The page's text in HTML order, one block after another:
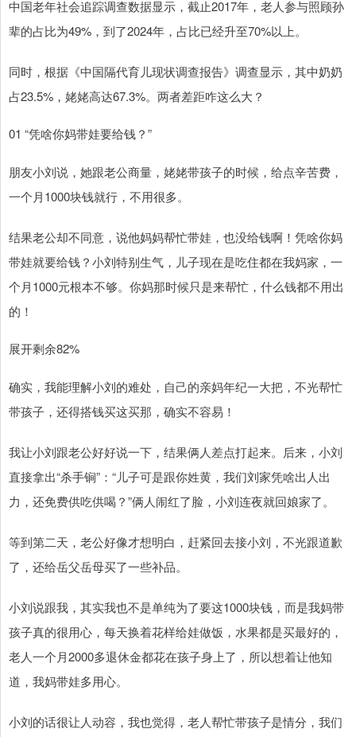
中国老年社会追踪调查数据显示，截止2017年，老人参与照顾孙
辈的占比为49%，到了2024年，占比已经升至70%以上。
同时，根据《中国隔代育儿现状调查报告》调查显示，其中奶奶
占23.5%，姥姥高达67.3%。两者差距咋这么大？
01 “凭啥你妈带娃要给钱？”
朋友小刘说，她跟老公商量，姥姥带孩子的时候，给点辛苦费，
一个月1000块钱就行，不用很多。
结果老公却不同意，说他妈妈帮忙带娃，也没给钱啊！凭啥你妈
带娃就要给钱？小刘特别生气，儿子现在是吃住都在我妈家，一
个月1000元根本不够。你妈那时候只是来帮忙，什么钱都不用出
的！
展开剩余82%
确实，我能理解小刘的难处，自己的亲妈年纪一大把，不光帮忙
带孩子，还得搭钱买这买那，确实不容易！
我让小刘跟老公好好说一下，结果俩人差点打起来。后来，小刘
直接拿出“杀手锏”：“儿子可是跟你姓黄，我们刘家凭啥出人出
力，还免费供吃供喝？”俩人闹红了脸，小刘连夜就回娘家了。
等到第二天，老公好像才想明白，赶紧回去接小刘，不光跟道歉
了，还给岳父岳母买了一些补品。
小刘说跟我，其实我也不是单纯为了要这1000块钱，而是我妈带
孩子真的很用心，每天换着花样给娃做饭，水果都是买最好的，
老人一个月2000多退休金都花在孩子身上了，所以想着让他知
道，我妈带娃多用心。
小刘的话很让人动容，我也觉得，老人帮忙带孩子是情分，我们